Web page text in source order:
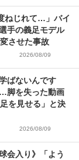
ねじれて…」バイ
手の義足モデル
させた事故
2026/08/09
ばないんです
脚を失った動画
を見せる」と決
2026/08/09
会入り》「よう